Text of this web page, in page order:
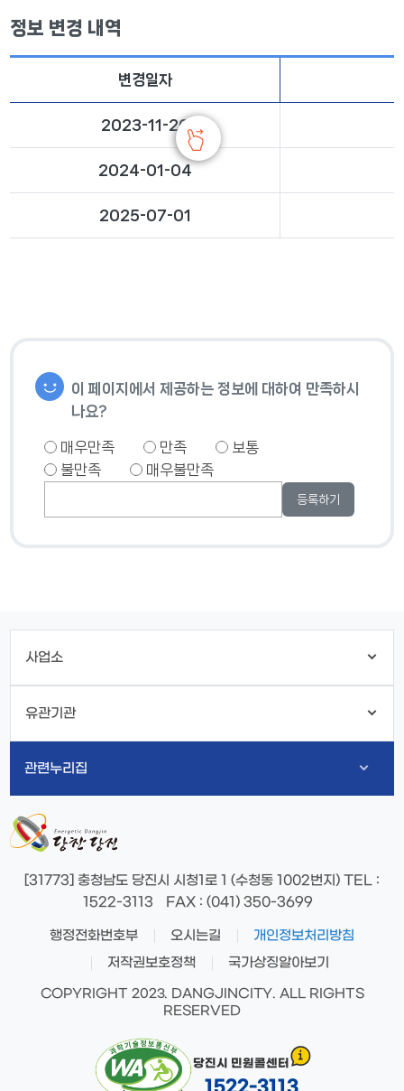
정보 변경 내역
변경일자
2023-11-20
2024-01-04
2025-07-01
이 페이지에서 제공하는 정보에 대하여 만족하시
나요?
매우만족 만족
보통
불만족
매우불만족
사업소
유관기관
관련누리집
[31773] 충청남도 당진시 시청1로 1 (수청동 1002번지) TEL :
1522-3113
FAX: (041) 350-3699
행정전화번호부 오시는길
개인정보처리방침
저작권보호정책
국가상징알아보기
COPYRIGHT 2023. DANGJINCITY. ALL RIGHTS
RESERVED
당진시 민원콜센터